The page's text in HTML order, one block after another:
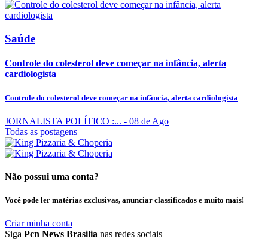
Saúde
Controle do colesterol deve começar na infância, alerta
cardiologista
Controle do colesterol deve começar na infância, alerta cardiologista
JORNALISTA POLÍTICO :... - 08 de Ago
Todas as postagens
Não possui uma conta?
Você pode ler matérias exclusivas, anunciar classificados e muito mais!
Criar minha conta
Siga Pcn News Brasilia nas redes sociais